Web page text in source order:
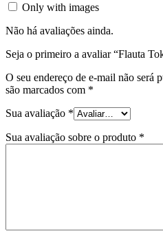
Only with images
Não há avaliações ainda.
Seja o primeiro a avaliar “Flauta
O seu endereço de e-mail não será
são marcados com *
Sua avaliação *
Sua avaliação sobre o produto *